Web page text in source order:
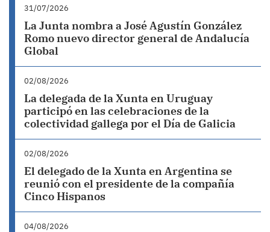
31/07/2026
La Junta nombra a José Agustín González
Romo nuevo director general de Andalucía
Global
02/08/2026
La delegada de la Xunta en Uruguay
participó en las celebraciones de la
colectividad gallega por el Día de Galicia
02/08/2026
El delegado de la Xunta en Argentina se
reunió con el presidente de la compañía
Cinco Hispanos
04/08/2026